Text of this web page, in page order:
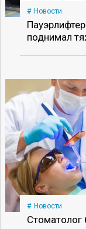
Новости
поднимал
Новости
Стоматолог